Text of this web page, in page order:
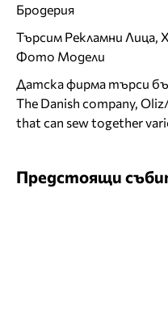
Бродерия
Търсим Рекламни Лица,
Фото Модели
Датска фирма търси
The Danish company,
that can sew together
Предстоящи